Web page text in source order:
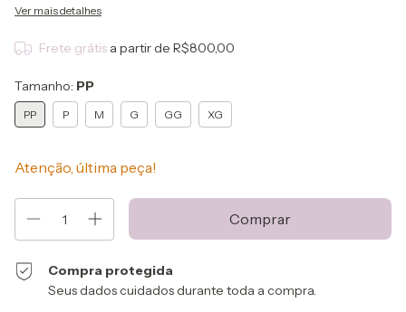
Ver mais detalhes
Frete grátis a partir de R$800,00
Tamanho: PP
PP P M G GG XG
Atenção, última peça!
Compra protegida
Seus dados cuidados durante toda a compra.